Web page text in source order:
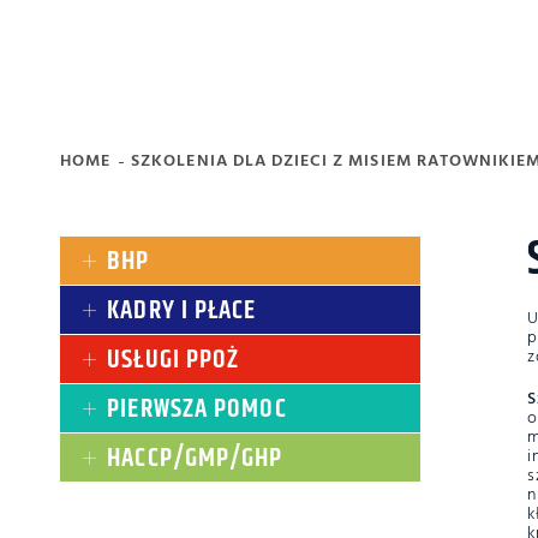
HOME SZKOLENIA DLA DZIECI Z MISIEM
BHP
KADRY I PŁACE
USŁUGI PPOŻ
PIERWSZA POMOC
HACCP/GMP/GHP